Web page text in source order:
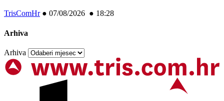
TrisComHr● 07/08/2026 ● 18:28
Arhiva
Arhiva